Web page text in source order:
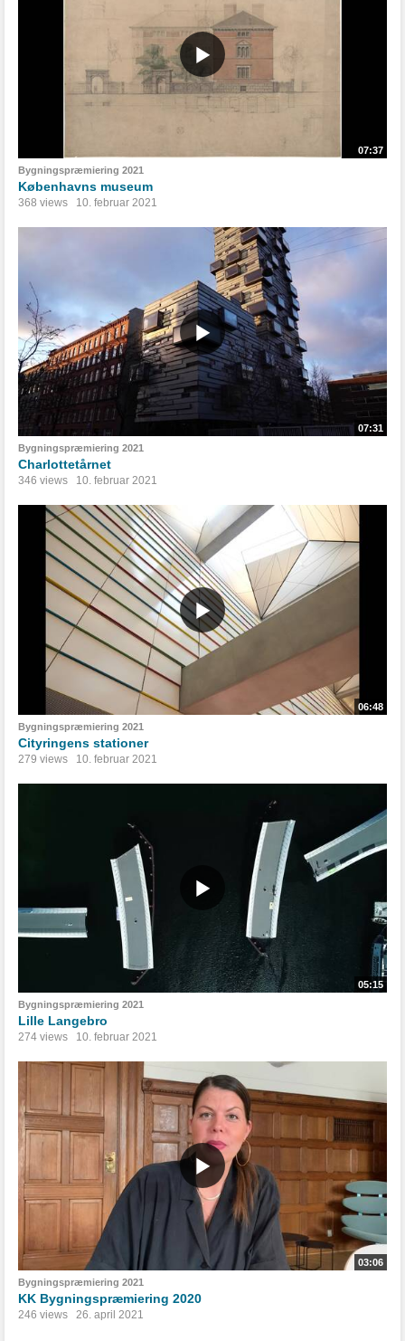
07:37
Bygningspræmiering 2021
Københavns museum
368 views 10. februar 2021
07:31
Bygningspræmiering 2021
Charlottetårnet
346 views 10. februar 2021
06:48
Bygningspræmiering 2021
Cityringens stationer
279 views 10. februar 2021
05:15
Bygningspræmiering 2021
Lille Langebro
274 views 10. februar 2021
03:06
Bygningspræmiering 2021
KK Bygningspræmiering 2020
246 views 26. april 2021